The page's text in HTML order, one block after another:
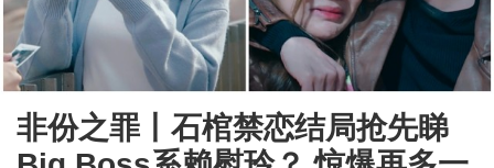
非份之罪丨石棺禁恋结局抢先睇